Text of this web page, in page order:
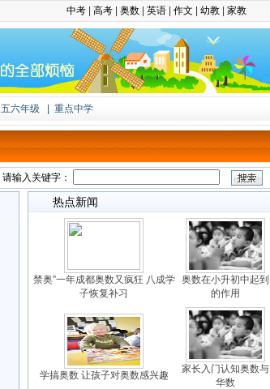
中考 高考 奥数 英语 作文 幼教 家教
五六年级 重点中学
请输入关键字：
热点新闻
禁奥”一年成都奥数又疯狂 八成学
子恢复补习
奥数在小升初中起到
的作用
学搞奥数 让孩子对奥数感兴趣
家长入门认知奥数与
华数